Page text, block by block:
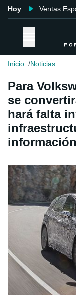
Hoy Ventas
Inicio Noticias
Para
se
hará falta